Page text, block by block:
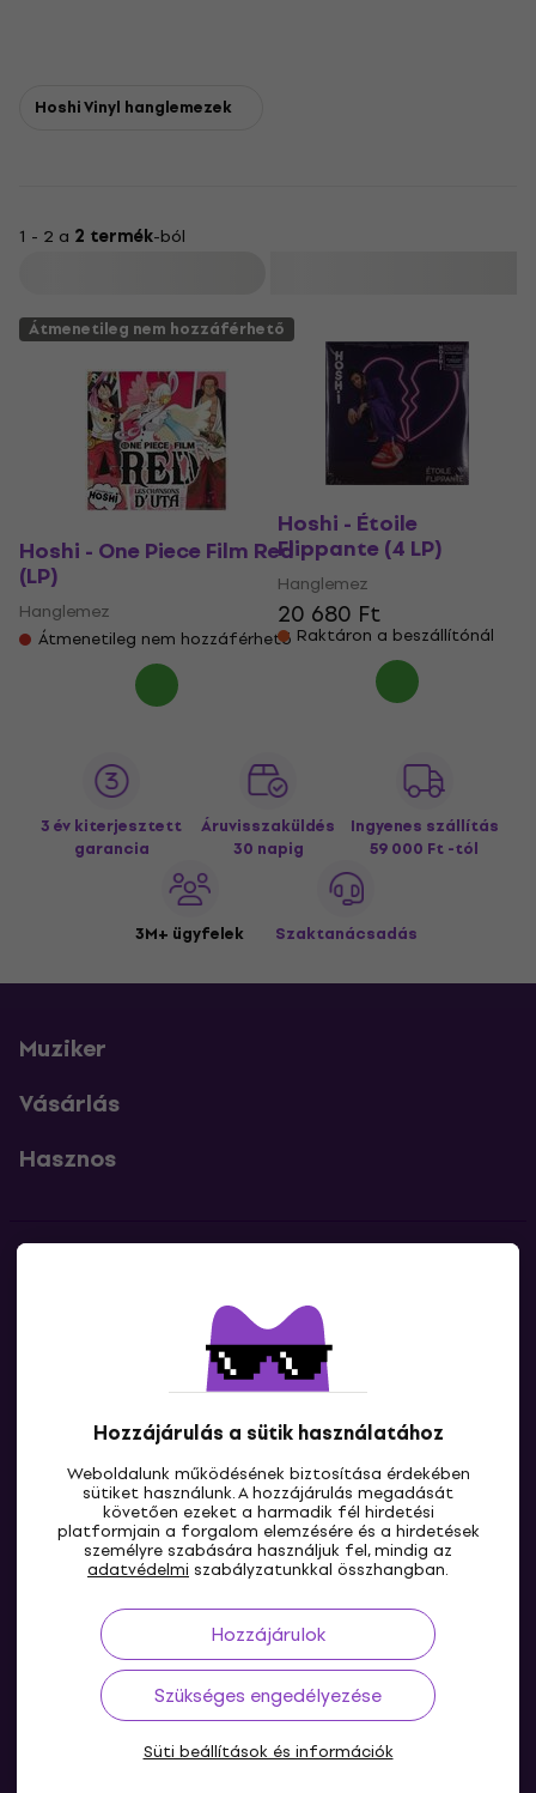
Hozzájárulás a sütik használatához
Weboldalunk működésének biztosítása érdekében
sütiket használunk. A hozzájárulás megadását
követően ezeket a harmadik fél hirdetési
platformjain a forgalom elemzésére és a hirdetések
személyre szabására használjuk fel, mindig az
adatvédelmi szabályzatunkkal összhangban.
Hozzájárulok
Szükséges engedélyezése
Süti beállítások és információk
Hoshi Vinyl hanglemezek
1 - 2 a 2 termék-ból
Átmenetileg nem hozzáférhető
Hoshi - One Piece Film Red
(LP)
Hanglemez
Átmenetileg nem hozzáférhető
Hoshi - Étoile
Flippante (4 LP)
Hanglemez
20 680 Ft
Raktáron a beszállítónál
3 év kiterjesztett
garancia
Áruvisszaküldés
30 napig
Ingyenes szállítás
59 000 Ft -tól
3M+ ügyfelek Szaktanácsadás
Muziker
Vásárlás
Hasznos
Lépj kapcsolatba velünk
HU